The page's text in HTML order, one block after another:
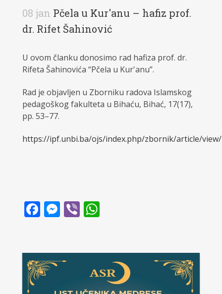
08 jan Pčela u Kur'anu – hafiz prof.
dr. Rifet Šahinović
U ovom članku donosimo rad hafiza prof. dr.
Rifeta Šahinovića “Pčela u Kur'anu”.
Rad je objavljen u Zborniku radova Islamskog
pedagoškog fakulteta u Bihaću, Bihać, 17(17),
pp. 53–77.
https://ipf.unbi.ba/ojs/index.php/zbornik/article/
Facebook
Messenger
ViberWhatsApp